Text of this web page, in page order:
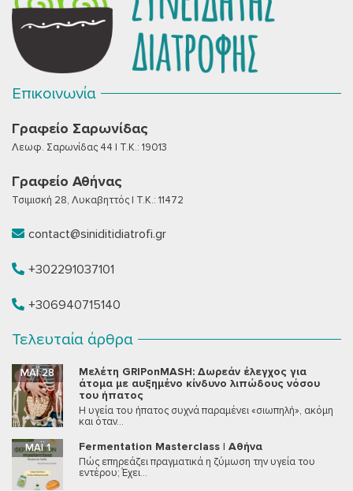
Επικοινωνία
Γραφείο Σαρωνίδας
Λεωφ. Σαρωνίδας 44 | T.K.: 19013
Γραφείο Αθήνας
Τσιμισκή 28, Λυκαβηττός | T.K.: 11472
contact@siniditidiatrofi.gr
+302291037101
+306940715140
Τελευταία άρθρα
Μελέτη GRIPonMASH: Δωρεάν έλεγχος για
άτομα με αυξημένο κίνδυνο λιπώδους νόσου
του ήπατος
ΜΆΙ 28
Η υγεία του ήπατος συχνά παραμένει «σιωπηλή», ακόμη
και όταν...
Fermentation Masterclass | Αθήνα
ΜΆΙ 1
Πώς επηρεάζει πραγματικά η ζύμωση την υγεία του
εντέρου; Έχει...